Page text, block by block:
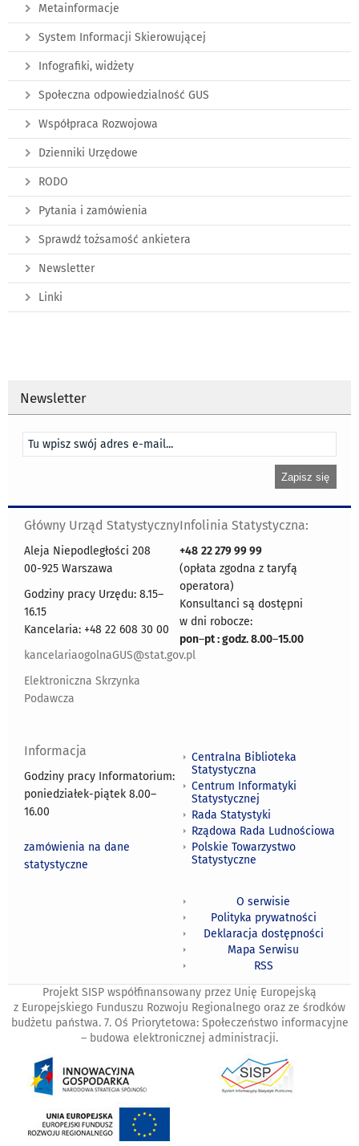
Metainformacje
System Informacji Skierowującej
Infografiki, widżety
Społeczna odpowiedzialność GUS
Współpraca Rozwojowa
Dzienniki Urzędowe
RODO
Pytania i zamówienia
Sprawdź tożsamość ankietera
Newsletter
Linki
Newsletter
Główny Urząd Statystyczny
Aleja Niepodległości 208
00-925 Warszawa
Godziny pracy Urzędu: 8.15–
16.15
Kancelaria: +48 22 608 30 00
kancelariaogolnaGUS@stat.gov.pl
Elektroniczna Skrzynka
Podawcza
Infolinia Statystyczna:
+48 22 279 99 99
(opłata zgodna z taryfą
operatora)
Konsultanci są dostępni
w dni robocze:
pon–pt : godz. 8.00–15.00
Informacja
Godziny pracy Informatorium:
poniedziałek-piątek 8.00–
16.00
zamówienia na dane
statystyczne
Centralna Biblioteka
Statystyczna
Centrum Informatyki
Statystycznej
Rada Statystyki
Rządowa Rada Ludnościowa
Polskie Towarzystwo
Statystyczne
O serwisie
Polityka prywatności
Deklaracja dostępności
Mapa Serwisu
RSS
Projekt SISP współfinansowany przez Unię Europejską
z Europejskiego Funduszu Rozwoju Regionalnego oraz ze środków
budżetu państwa. 7. Oś Priorytetowa: Społeczeństwo informacyjne
– budowa elektronicznej administracji.